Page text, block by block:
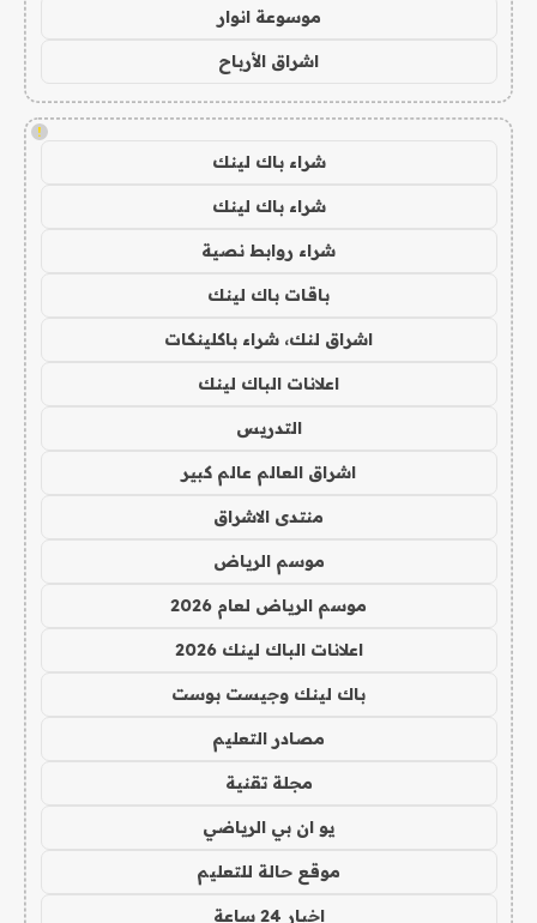
موسوعة انوار
اشراق الأرباح
!
شراء باك لينك
شراء باك لينك
شراء روابط نصية
باقات باك لينك
اشراق لنك، شراء باكلينكات
اعلانات الباك لينك
التدريس
اشراق العالم عالم كبير
منتدى الاشراق
موسم الرياض
موسم الرياض لعام 2026
اعلانات الباك لينك 2026
باك لينك وجيست بوست
مصادر التعليم
مجلة تقنية
يو ان بي الرياضي
موقع حالة للتعليم
اخبار 24 ساعة